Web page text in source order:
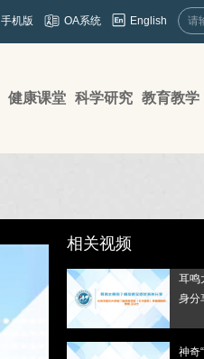
手机版 OA系统 English
健康课堂 科学研究 教育教学
相关视频
耳鸣
身分
神奇